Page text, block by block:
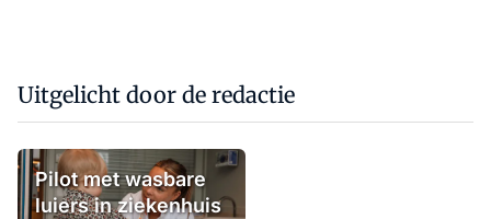
Uitgelicht door de redactie
Pilot met wasbare
luiers in ziekenhuis